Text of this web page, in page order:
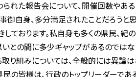
られた報告会について、開催回数やあ
御自身、多分満足されたことだろうと
しております。私自身も多くの県民、
との間に多少ギャップがあるのではな
り組みについては、全般的には異論は
民の皆様は、行政のトップリーダーで